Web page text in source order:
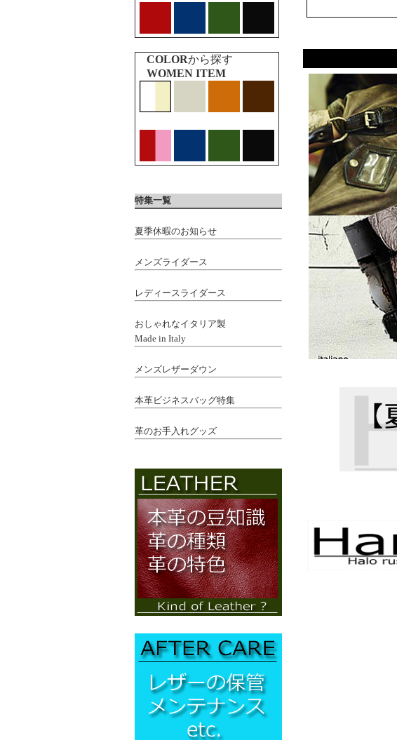
COLORから探す
WOMEN ITEM
特集一覧
夏季休暇のお知らせ
メンズライダース
レディースライダース
おしゃれなイタリア製
Made in Italy
メンズレザーダウン
本革ビジネスバッグ特集
革のお手入れグッズ